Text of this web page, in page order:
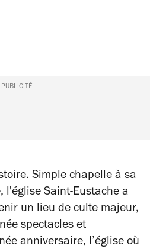
PUBLICITÉ
Simple chapelle à sa
l'église Saint-Eustache a
un lieu de culte majeur,
spectacles et
anniversaire, l’église où